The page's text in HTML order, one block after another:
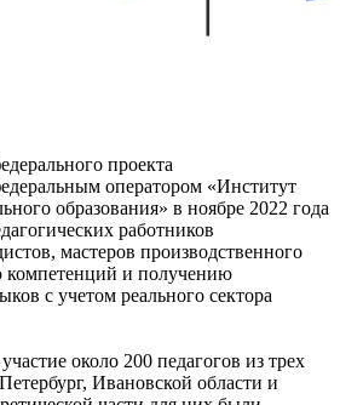
проекта
оператором «Институт
образования» в ноябре 2022 года
работников
мастеров производственного
компетенций и получению
с учетом реального сектора
около 200 педагогов из трех
Ивановской области и